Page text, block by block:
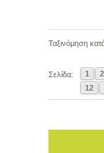
Ταξινόμηση
Σελίδα: 1 2
12